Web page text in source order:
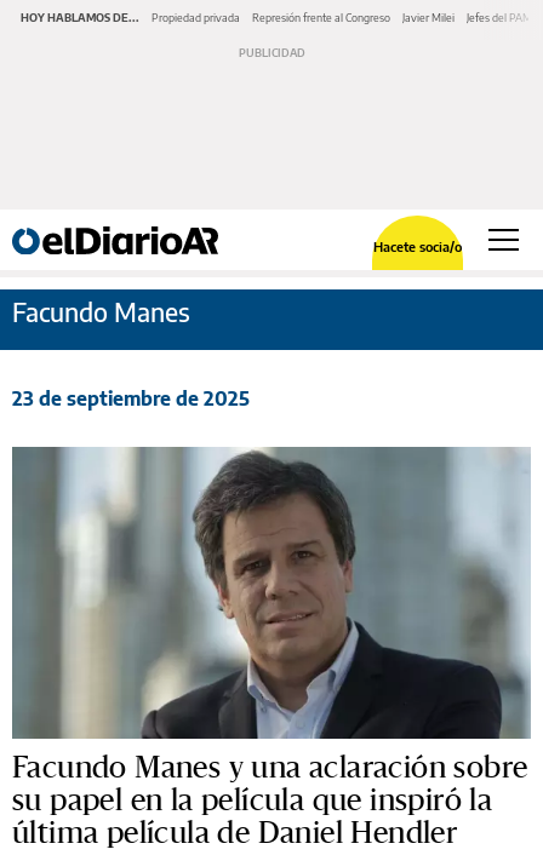
HOY HABLAMOS DE... Propiedad privada Represión frente al Congreso Javier Milei Jefes del PAMI
Hacete socia/o
Facundo Manes
23 de septiembre de 2025
Facundo Manes y una aclaración sobre
su papel en la película que inspiró la
última película de Daniel Hendler